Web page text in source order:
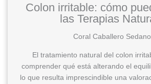
Colon irritable: cómo
las Terapias
Coral Caballero Sedano
El tratamiento natural del colon
comprender qué está alterando el
lo que resulta imprescindible una